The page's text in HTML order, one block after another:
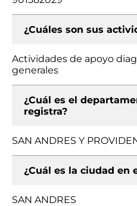
¿Cuáles son sus
Actividades de apoyo
generales
¿Cuál es el
registra?
SAN ANDRES Y
¿Cuál es la ciudad en
SAN ANDRES